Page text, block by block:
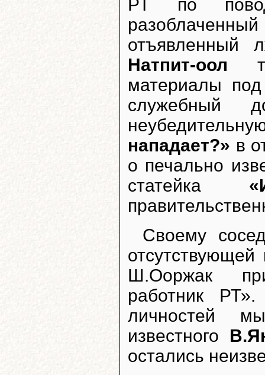
РТ по
отъявленный
Натпит-оол
материалы
служебный
нападает?» в
о печально
статейка
Своему
Ш.Ооржак
работник
личностей
известного
остались